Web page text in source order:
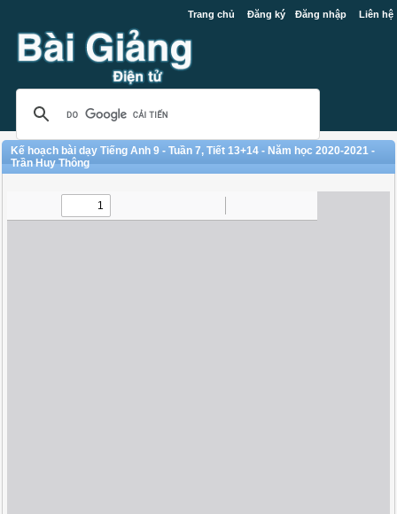
Trang chủ Đăng ký Đăng nhập Liên hệ
Kế hoạch bài dạy Tiếng Anh 9 - Tuần 7, Tiết 13+14 - Năm học 2020-2021 -
Trần Huy Thông